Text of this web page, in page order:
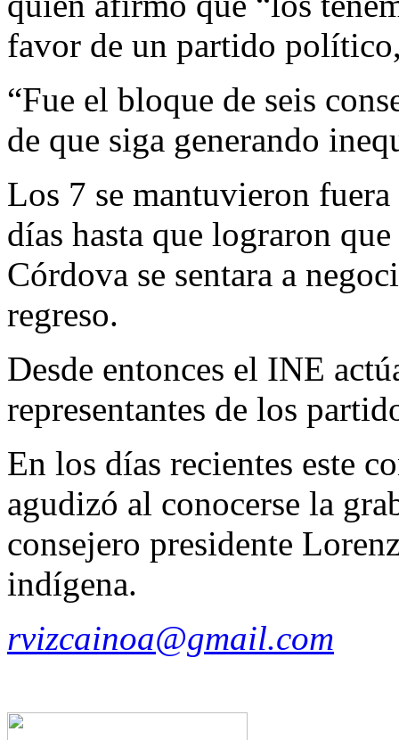
favor de un partido
“Fue el bloque de seis
de que siga generando
Los 7 se mantuvieron
días hasta que lograron
Córdova se sentara a
regreso.
Desde entonces el INE
representantes de los
En los días recientes este
agudizó al conocerse la
consejero presidente
indígena.
rvizcainoa@gmail.com